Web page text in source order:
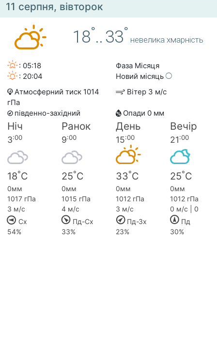
11 серпня, вівторок
18°.. 33°
невелика хмарність
: 05:18
: 20:04
Фаза Місяця
Новий місяць
Атмосферний тиск 1014
гПа
Вітер 3 м/с
південно-західний Опади 0 мм
Ніч Ранок День Вечір
3:00 9:00 15:00 21:00
18°C 25°C 33°C 25°C
0мм 0мм 0мм
0мм
1017 гПа
1015 гПа 1012 гПа
1012 гПа
3 м/с
4 м/с 3 м/с
0 м/с | 0
Сх
Пд-Сх Пд-Зх
Пд
54%
33% 23% 30%